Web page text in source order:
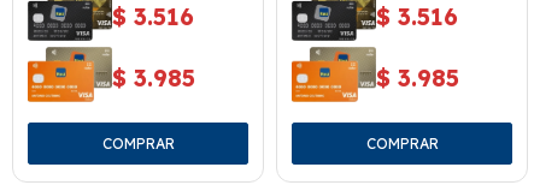
$ 3.516
$ 3.985
$ 3.516
$ 3.985